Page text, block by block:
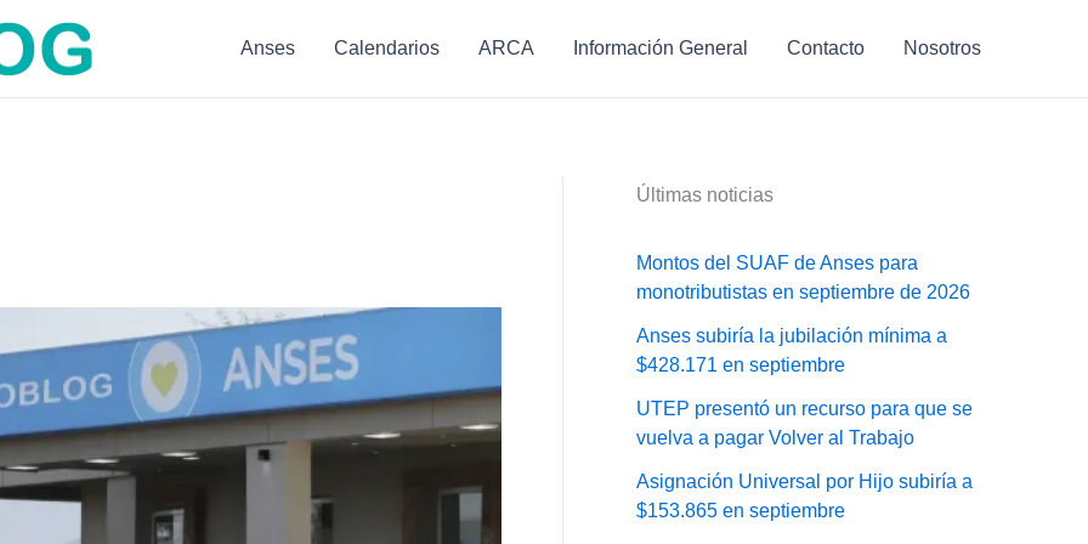
Anses Calendarios ARCA Información General Contacto Nosotros
Últimas noticias
Montos del SUAF de Anses para
monotributistas en septiembre de 2026
Anses subiría la jubilación mínima a
$428.171 en septiembre
UTEP presentó un recurso para que se
vuelva a pagar Volver al Trabajo
Asignación Universal por Hijo subiría a
$153.865 en septiembre